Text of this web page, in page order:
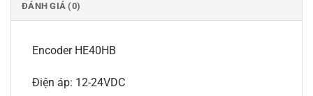
ĐÁNH GIÁ (0)
Encoder HE40HB
Điện áp: 12-24VDC